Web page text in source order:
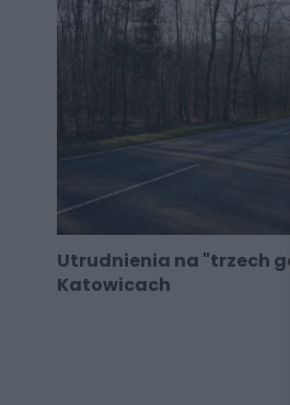
Utrudnienia na "trzech
Katowicach